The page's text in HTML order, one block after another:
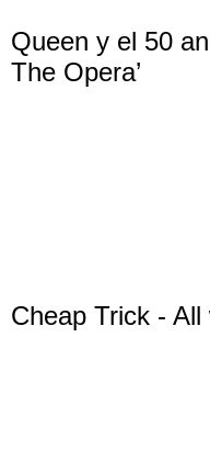
Queen y el 50
The Opera’
Cheap Trick -